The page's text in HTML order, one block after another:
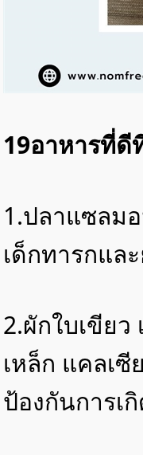
19อาหารที่
1.ปลาแซลม
เด็กทารกแล
2.ผักใบเขีย
เหล็ก แคลเ
ป้องกันการเ